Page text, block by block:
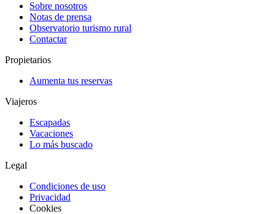
Sobre nosotros
Notas de prensa
Observatorio turismo rural
Contactar
Propietarios
Aumenta tus reservas
Viajeros
Escapadas
Vacaciones
Lo más buscado
Legal
Condiciones de uso
Privacidad
Cookies